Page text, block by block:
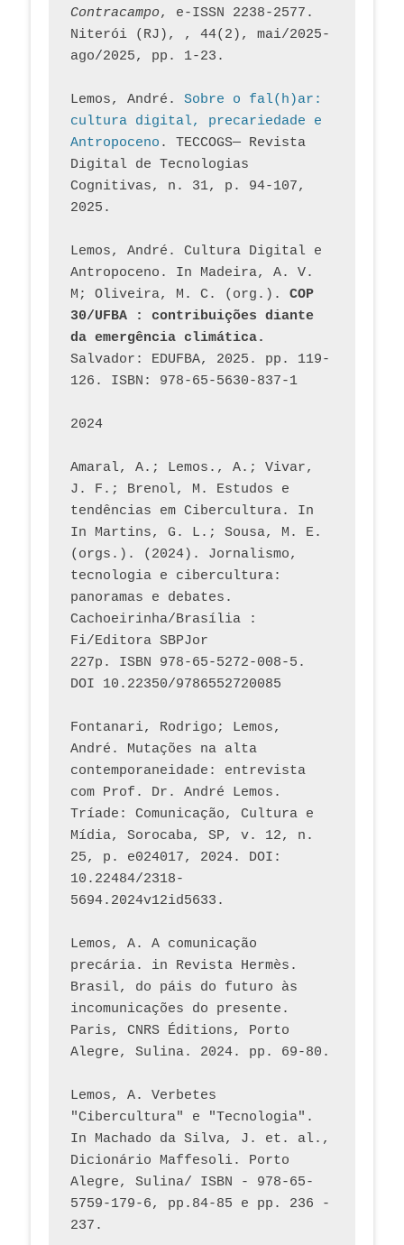
Contracampo, e-ISSN 2238-2577.
Niterói (RJ), , 44(2), mai/2025-
ago/2025, pp. 1-23.
Lemos, André. Sobre o fal(h)ar:
cultura digital, precariedade e
Antropoceno . TECCOGS— Revista
Digital de Tecnologias
Cognitivas, n. 31, p. 94-107,
2025.
Lemos, André. Cultura Digital e
Antropoceno. In Madeira, A. V.
M; Oliveira, M. C. (org.). COP
30/UFBA : contribuições diante
da emergência climática.
Salvador: EDUFBA, 2025. pp. 119-
126. ISBN: 978-65-5630-837-1
2024
Amaral, A.; Lemos., A.; Vivar,
J. F.; Brenol, M. Estudos e
tendências em Cibercultura. In
In Martins, G. L.; Sousa, M. E.
(orgs.). (2024). Jornalismo,
tecnologia e cibercultura:
panoramas e debates.
Cachoeirinha/Brasília :
Fi/Editora SBPJor
227p. ISBN 978-65-5272-008-5.
DOI 10.22350/9786552720085
Fontanari, Rodrigo; Lemos,
André. Mutações na alta
contemporaneidade: entrevista
com Prof. Dr. André Lemos.
Tríade: Comunicação, Cultura e
Mídia, Sorocaba, SP, v. 12, n.
25, p. e024017, 2024. DOI:
10.22484/2318-
5694.2024v12id5633.
Lemos, A. A comunicação
precária. in Revista Hermès.
Brasil, do páis do futuro às
incomunicações do presente.
Paris, CNRS Éditions, Porto
Lemos, A. Verbetes
"Cibercultura" e "Tecnologia".
In Machado da Silva, J. et. al.,
Dicionário Maffesoli. Porto
Alegre, Sulina/ ISBN - 978-65-
5759-179-6, pp.84-85 e pp. 236 -
237.